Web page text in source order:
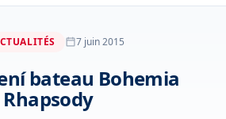
7 juin 2015
bateau Bohemia
Rhapsody